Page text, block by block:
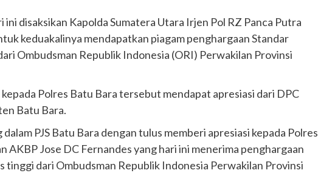
ini disaksikan Kapolda Sumatera Utara Irjen Pol RZ Panca Putra
keduakalinya mendapatkan piagam penghargaan Standar
Ombudsman Republik Indonesia (ORI) Perwakilan Provinsi
Polres Batu Bara tersebut mendapat apresiasi dari DPC
Batu Bara.
PJS Batu Bara dengan tulus memberi apresiasi kepada Polres
AKBP Jose DC Fernandes yang hari ini menerima penghargaan
tinggi dari Ombudsman Republik Indonesia Perwakilan Provinsi